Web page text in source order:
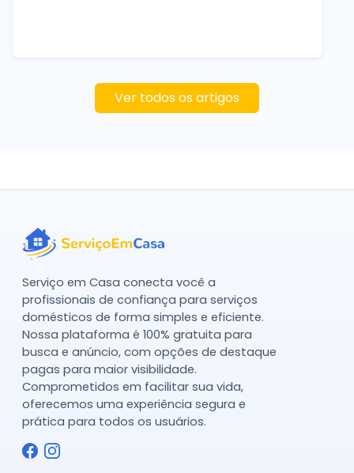
Ver todos os artigos
Serviço em Casa conecta você a
profissionais de confiança para serviços
domésticos de forma simples e eficiente.
Nossa plataforma é 100% gratuita para
busca e anúncio, com opções de destaque
pagas para maior visibilidade.
Comprometidos em facilitar sua vida,
oferecemos uma experiência segura e
prática para todos os usuários.